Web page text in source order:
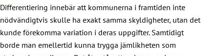
Differentiering innebär att kommunerna i framtiden inte
nödvändigtvis skulle ha exakt samma skyldigheter, utan det
kunde förekomma variation i deras uppgifter. Samtidigt
borde man emellertid kunna trygga jämlikheten som